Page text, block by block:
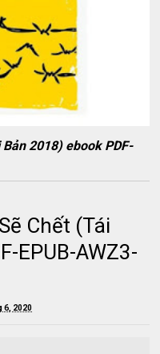
2018) ebook PDF-
Chết (Tái
EPUB-AWZ3-
6, 2020